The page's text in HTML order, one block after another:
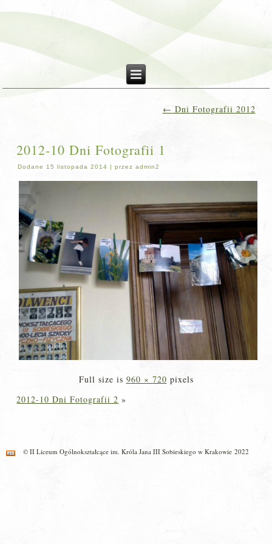
← Dni Fotografii 2012
2012-10 Dni Fotografii 1
Dodane 15 listopada 2014 |przez admin2
Full size is 960 × 720 pixels
2012-10 Dni Fotografii 2 »
© II Liceum Ogólnokształcące im. Króla Jana III Sobieskiego w Krakowie 2022